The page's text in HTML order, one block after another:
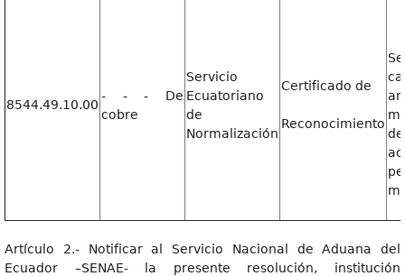
8544.49.10.00
- - - De
cobre
Servicio
Ecuatoriano
de
Normalización
Certificado de
Reconocimiento
Artículo 2.- Notificar al Servicio Nacional de Aduana del
Ecuador –SENAE- la presente resolución, institución